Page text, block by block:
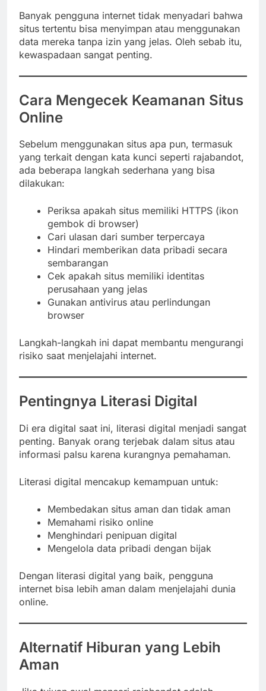
Banyak pengguna internet tidak menyadari bahwa
situs tertentu bisa menyimpan atau menggunakan
data mereka tanpa izin yang jelas. Oleh sebab itu,
kewaspadaan sangat penting.
Cara Mengecek Keamanan Situs
Online
Sebelum menggunakan situs apa pun, termasuk
yang terkait dengan kata kunci seperti rajabandot,
ada beberapa langkah sederhana yang bisa
dilakukan:
Periksa apakah situs memiliki HTTPS (ikon
gembok di browser)
Cari ulasan dari sumber terpercaya
Hindari memberikan data pribadi secara
sembarangan
Cek apakah situs memiliki identitas
perusahaan yang jelas
Gunakan antivirus atau perlindungan
browser
Langkah-langkah ini dapat membantu mengurangi
risiko saat menjelajahi internet.
Pentingnya Literasi Digital
Di era digital saat ini, literasi digital menjadi sangat
penting. Banyak orang terjebak dalam situs atau
informasi palsu karena kurangnya pemahaman.
Literasi digital mencakup kemampuan untuk:
Membedakan situs aman dan tidak aman
Memahami risiko online
Menghindari penipuan digital
Mengelola data pribadi dengan bijak
Dengan literasi digital yang baik, pengguna
internet bisa lebih aman dalam menjelajahi dunia
online.
Alternatif Hiburan yang Lebih
Aman